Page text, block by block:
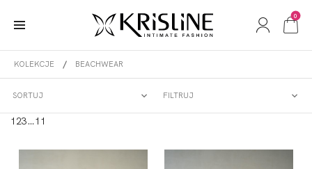
0
KOLEKCJE BEACHWEAR
SORTUJ FILTRUJ
BEACHWEAR
1 23…11